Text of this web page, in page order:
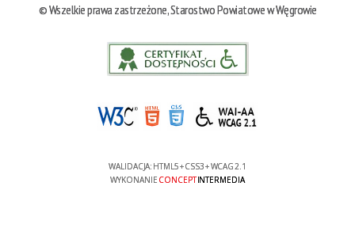
© Wszelkie prawa zastrzeżone, Starostwo Powiatowe w Węgrowie
WALIDACJA: HTML5+CSS3+WCAG 2.1
WYKONANIE CONCEPTINTERMEDIA